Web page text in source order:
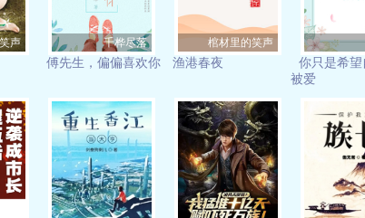
声 千桦尽落
傅先生，偏偏喜欢你
棺材里的笑声
渔港春夜
你只是希
被爱